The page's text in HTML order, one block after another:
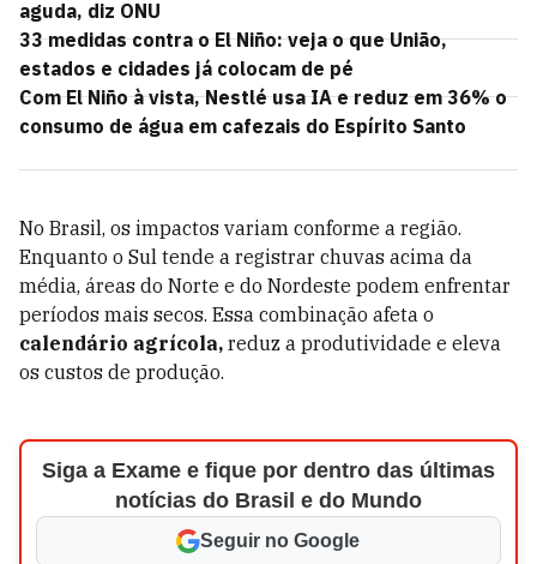
aguda, diz ONU
33 medidas contra o El Niño: veja o que União,
estados e cidades já colocam de pé
Com El Niño à vista, Nestlé usa IA e reduz em 36% o
consumo de água em cafezais do Espírito Santo
No Brasil, os impactos variam conforme a região.
Enquanto o Sul tende a registrar chuvas acima da
média, áreas do Norte e do Nordeste podem enfrentar
períodos mais secos. Essa combinação afeta o
calendário agrícola, reduz a produtividade e eleva
os custos de produção.
Siga a Exame e fique por dentro das últimas
notícias do Brasil e do Mundo
Seguir no Google